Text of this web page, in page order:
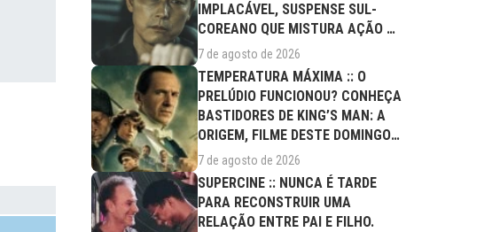
IMPLACÁVEL, SUSPENSE SUL-
COREANO QUE MISTURA AÇÃO E
DRAMA FAMILIAR
7 de agosto de 2026
TEMPERATURA MÁXIMA :: O
PRELÚDIO FUNCIONOU? CONHEÇA
BASTIDORES DE KING’S MAN: A
ORIGEM, FILME DESTE DOMINGO
(09/08)
7 de agosto de 2026
SUPERCINE :: NUNCA É TARDE
PARA RECONSTRUIR UMA
RELAÇÃO ENTRE PAI E FILHO.